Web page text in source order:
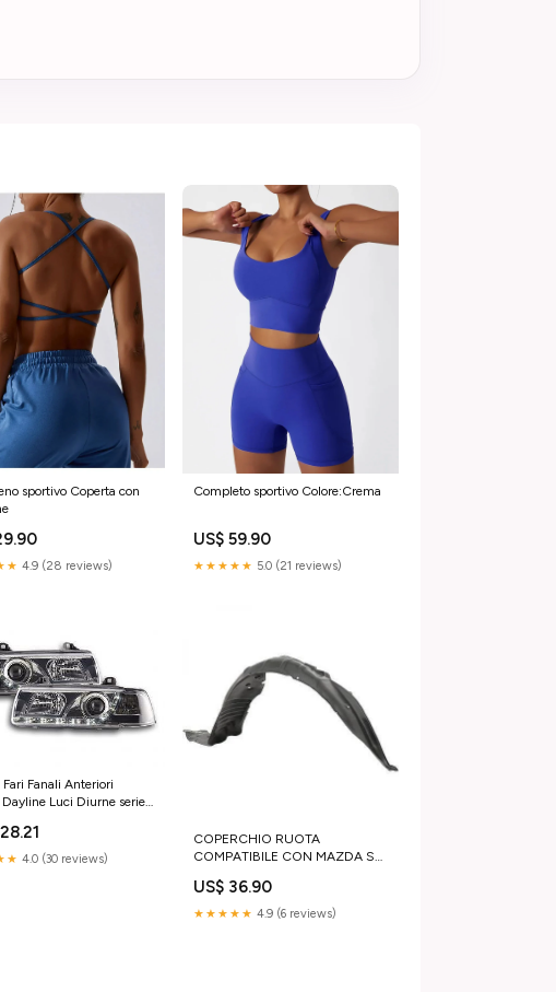
sportivo Coperta con
4.9 (28 reviews)
Completo sportivo Colore:Crema
US$ 59.90
★★★★★ 5.0 (21 reviews)
Fanali Anteriori
Luci Diurne serie
4.0 (30 reviews)
COPERCHIO RUOTA
COMPATIBILE CON MAZDA SX.
45109
US$ 36.90
★★★★★ 4.9 (6 reviews)